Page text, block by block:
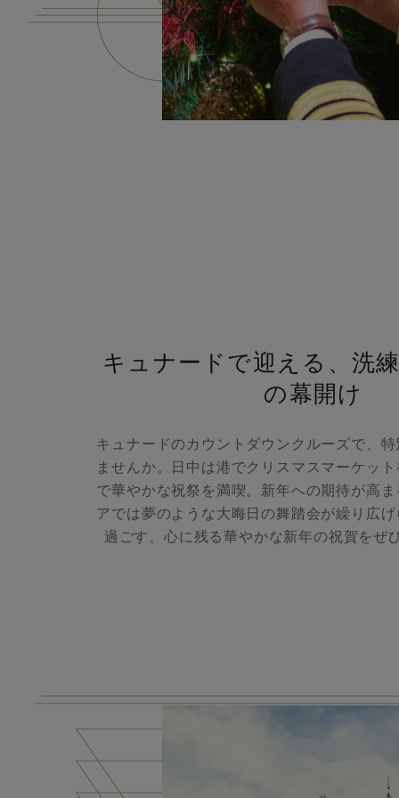
キュナードで迎える、洗
の幕開け
キュナードのカウントダウンクルーズで、
ませんか。日中は港でクリスマスマーケッ
で華やかな祝祭を満喫。新年への期待が高
アでは夢のような大晦日の舞踏会が繰り広
過ごす、心に残る華やかな新年の祝賀をぜ